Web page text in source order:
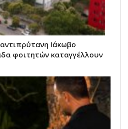
Ιάκωβο
φοιτητών καταγγέλλουν